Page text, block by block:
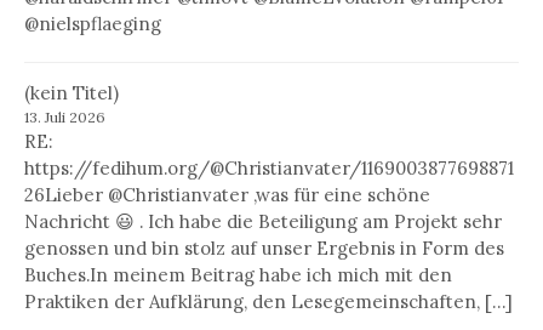
@nielspflaeging
(kein Titel)
13. Juli 2026
RE:
https://fedihum.org/@Christianvater/1169003877698871
26Lieber @Christianvater ,was für eine schöne
Nachricht 😃 . Ich habe die Beteiligung am Projekt sehr
genossen und bin stolz auf unser Ergebnis in Form des
Buches.In meinem Beitrag habe ich mich mit den
Praktiken der Aufklärung, den Lesegemeinschaften, […]